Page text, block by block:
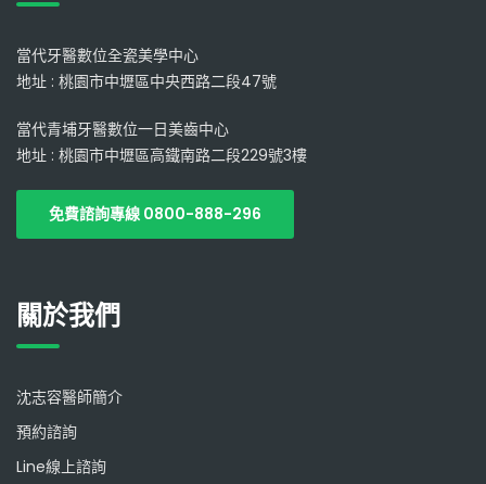
當代牙醫數位全瓷美學中心
地址 : 桃園市中壢區中央西路二段47號
當代青埔牙醫數位一日美齒中心
地址 : 桃園市中壢區高鐵南路二段229號3樓
免費諮詢專線 0800-888-296
關於我們
沈志容醫師簡介
預約諮詢
Line線上諮詢